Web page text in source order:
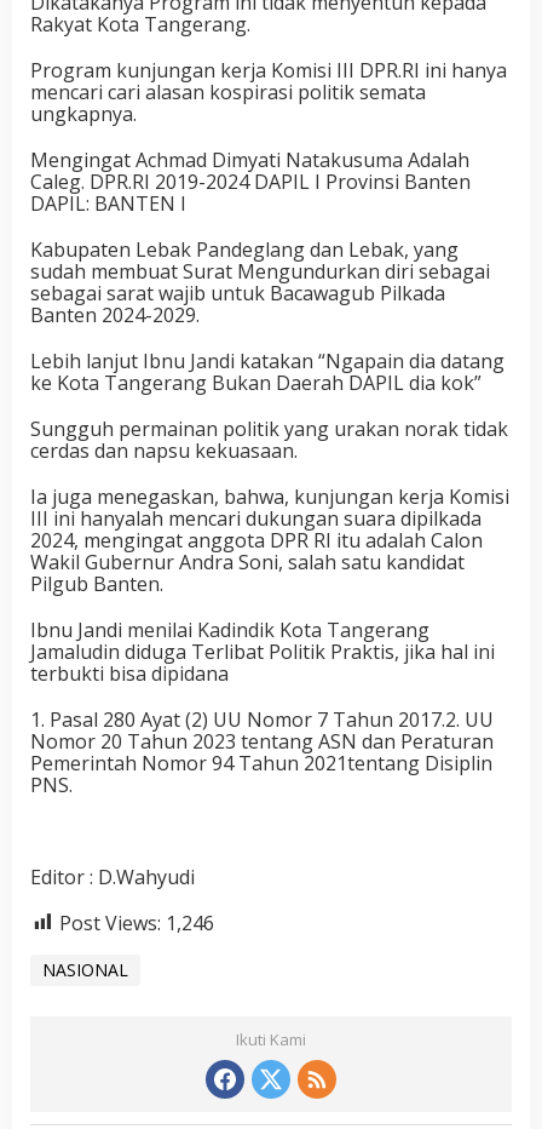
Rakyat Kota Tangerang.
Program kunjungan kerja Komisi III DPR.RI ini hanya
mencari cari alasan kospirasi politik semata
ungkapnya.
Mengingat Achmad Dimyati Natakusuma Adalah
Caleg. DPR.RI 2019-2024 DAPIL I Provinsi Banten
DAPIL: BANTEN I
Kabupaten Lebak Pandeglang dan Lebak, yang
sudah membuat Surat Mengundurkan diri sebagai
sebagai sarat wajib untuk Bacawagub Pilkada
Banten 2024-2029.
Lebih lanjut Ibnu Jandi katakan “Ngapain dia datang
ke Kota Tangerang Bukan Daerah DAPIL dia kok”
Sungguh permainan politik yang urakan norak tidak
cerdas dan napsu kekuasaan.
Ia juga menegaskan, bahwa, kunjungan kerja Komisi
III ini hanyalah mencari dukungan suara dipilkada
2024, mengingat anggota DPR RI itu adalah Calon
Wakil Gubernur Andra Soni, salah satu kandidat
Pilgub Banten.
Ibnu Jandi menilai Kadindik Kota Tangerang
Jamaludin diduga Terlibat Politik Praktis, jika hal ini
terbukti bisa dipidana
1. Pasal 280 Ayat (2) UU Nomor 7 Tahun 2017.2. UU
Nomor 20 Tahun 2023 tentang ASN dan Peraturan
Pemerintah Nomor 94 Tahun 2021tentang Disiplin
PNS.
Editor : D.Wahyudi
Post Views: 1,246
NASIONAL
Ikuti Kami